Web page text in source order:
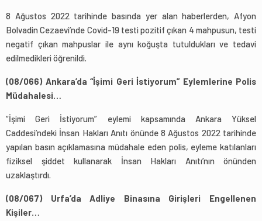
8 Ağustos 2022 tarihinde basında yer alan haberlerden, Afyon
Bolvadin Cezaevi’nde Covid-19 testi pozitif çıkan 4 mahpusun, testi
negatif çıkan mahpuslar ile aynı koğuşta tutuldukları ve tedavi
edilmedikleri öğrenildi.
(08/066) Ankara’da “İşimi Geri İstiyorum” Eylemlerine Polis
Müdahalesi…
“İşimi Geri İstiyorum” eylemi kapsamında Ankara Yüksel
Caddesi’ndeki İnsan Hakları Anıtı önünde 8 Ağustos 2022 tarihinde
yapılan basın açıklamasına müdahale eden polis, eyleme katılanları
fiziksel şiddet kullanarak İnsan Hakları Anıtı’nın önünden
uzaklaştırdı.
(08/067) Urfa’da Adliye Binasına Girişleri Engellenen
Kişiler…